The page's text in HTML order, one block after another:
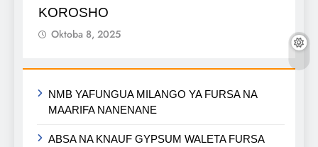
KOROSHO
Oktoba 8, 2025
NMB YAFUNGUA MILANGO YA FURSA NA
MAARIFA NANENANE
ABSA NA KNAUF GYPSUM WALETA FURSA